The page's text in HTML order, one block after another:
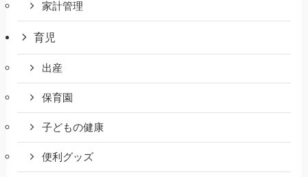
家計管理
育児
出産
保育園
子どもの健康
便利グッズ